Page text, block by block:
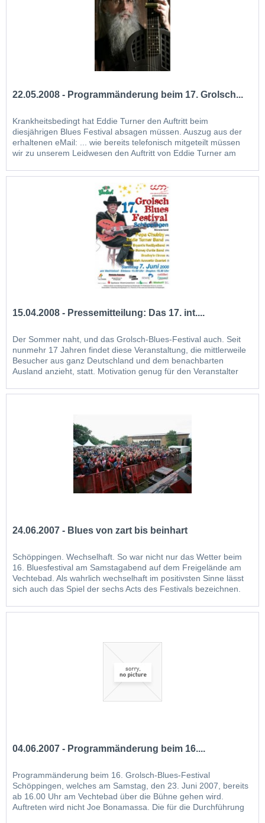
22.05.2008 - Programmänderung beim 17. Grolsch...
Krankheitsbedingt hat Eddie Turner den Auftritt beim
diesjährigen Blues Festival absagen müssen. Auszug aus der
erhaltenen eMail: ... wie bereits telefonisch mitgeteilt müssen
wir zu unserem Leidwesen den Auftritt von Eddie Turner am
bereits hat ein Arzt in Deutschland einen schwere Kehlkopf-
15.04.2008 - Pressemitteilung: Das 17. int....
Der Sommer naht, und das Grolsch-Blues-Festival auch. Seit
nunmehr 17 Jahren findet diese Veranstaltung, die mittlerweile
Besucher aus ganz Deutschland und dem benachbarten
Ausland anzieht, statt. Motivation genug für den Veranstalter
auch in diesem Jahr ein interessantes „Line-Up“ für...
24.06.2007 - Blues von zart bis beinhart
Schöppingen. Wechselhaft. So war nicht nur das Wetter beim
16. Bluesfestival am Samstagabend auf dem Freigelände am
Vechtebad. Als wahrlich wechselhaft im positivsten Sinne lässt
sich auch das Spiel der sechs Acts des Festivals bezeichnen.
archetypischen Blues der niederländischen Twelve...
04.06.2007 - Programmänderung beim 16....
Programmänderung beim 16. Grolsch-Blues-Festival
Schöppingen, welches am Samstag, den 23. Juni 2007, bereits
ab 16.00 Uhr am Vechtebad über die Bühne gehen wird.
Auftreten wird nicht Joe Bonamassa. Die für die Durchführung